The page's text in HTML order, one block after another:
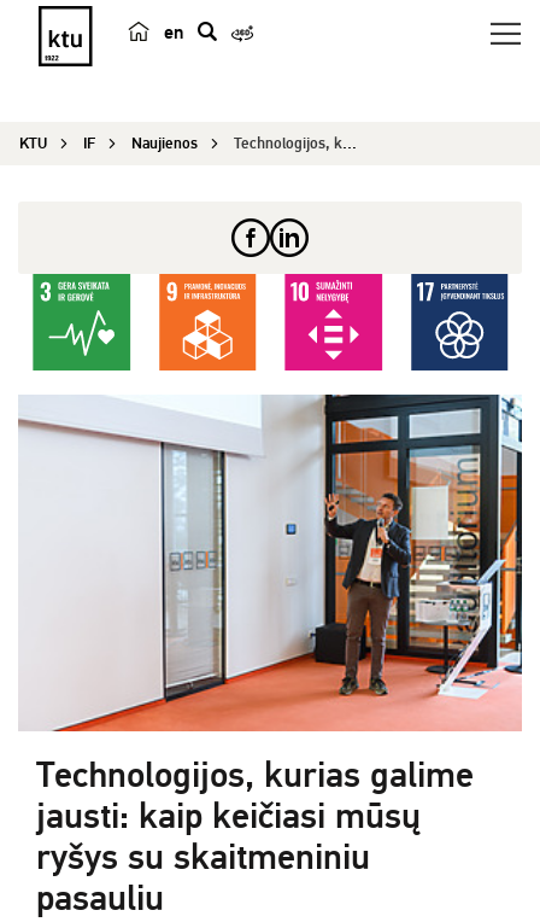
en
e
KTU IF Naujienos Technologijos, kurias galime jausti: kaip keičia...
Technologijos, kurias galime
jausti: kaip keičiasi mūsų
ryšys su skaitmeniniu
pasauliu